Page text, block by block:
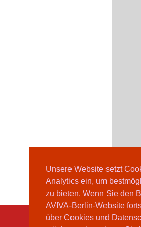
Unsere Website setzt
Analytics ein, um
zu bieten. Wenn Sie den
AVIVA-Berlin-Website
über Cookies und